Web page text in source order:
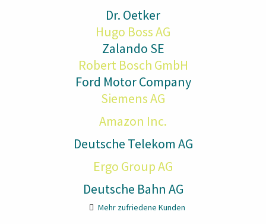
Dr. Oetker
Hugo Boss AG
Zalando SE
Robert Bosch GmbH
Ford Motor Company
Siemens AG
Amazon Inc.
Deutsche Telekom AG
Ergo Group AG
Deutsche Bahn AG
Mehr zufriedene Kunden